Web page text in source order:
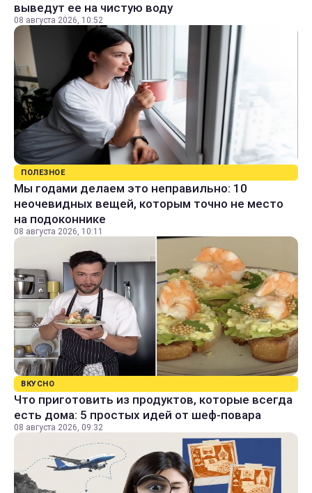
выведут ее на чистую воду
08 августа 2026, 10:52
ПОЛЕЗНОЕ
Мы годами делаем это неправильно: 10
неочевидных вещей, которым точно не место
на подоконнике
08 августа 2026, 10:11
ВКУСНО
Что приготовить из продуктов, которые всегда
есть дома: 5 простых идей от шеф-повара
08 августа 2026, 09:32